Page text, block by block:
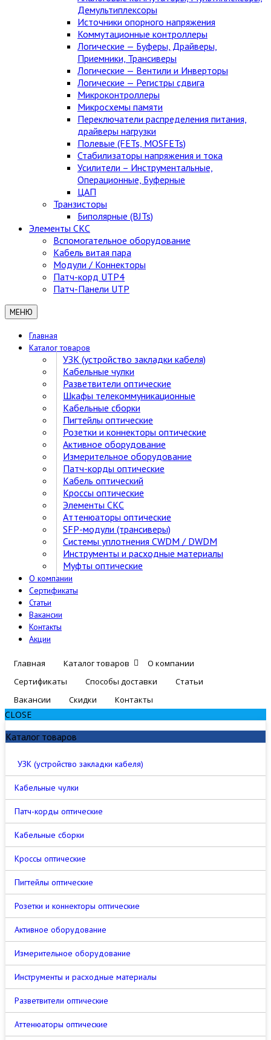
Демультиплексоры
Источники опорного напряжения
Коммутационные контроллеры
Логические — Буферы, Драйверы,
Приемники, Трансиверы
Логические — Вентили и Инверторы
Логические — Регистры сдвига
Микроконтроллеры
Микросхемы памяти
Переключатели распределения питания,
драйверы нагрузки
Полевые (FETs, MOSFETs)
Стабилизаторы напряжения и тока
Усилители – Инструментальные,
Операционные, Буферные
ЦАП
Транзисторы
Биполярные (BJTs)
Элементы СКС
Вспомогательное оборудование
Кабель витая пара
Модули / Коннекторы
Патч-корд UTP4
Патч-Панели UTP
МЕНЮ
Главная
Каталог товаров
УЗК (устройство закладки кабеля)
Кабельные чулки
Разветвители оптические
Шкафы телекоммуникационные
Кабельные сборки
Пигтейлы оптические
Розетки и коннекторы оптические
Активное оборудование
Измерительное оборудование
Патч-корды оптические
Кабель оптический
Кроссы оптические
Элементы СКС
Аттенюаторы оптические
SFP-модули (трансиверы)
Cистемы уплотнения CWDM / DWDM
Инструменты и расходные материалы
Муфты оптические
О компании
Сертификаты
Статьи
Вакансии
Контакты
Акции
Главная Каталог товаров
О компании
Сертификаты
Способы доставки
Статьи
Вакансии
Скидки Контакты
CLOSE
Каталог товаров
УЗК (устройство закладки кабеля)
Кабельные чулки
Патч-корды оптические
Кабельные сборки
Кроссы оптические
Пигтейлы оптические
Розетки и коннекторы оптические
Активное оборудование
Измерительное оборудование
Инструменты и расходные материалы
Разветвители оптические
Аттенюаторы оптические